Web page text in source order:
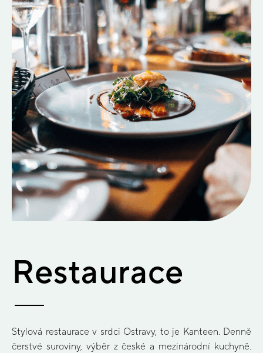
Restaurace
Stylová restaurace v srdci Ostravy, to je Kanteen. Denně
čerstvé suroviny, výběr z české a mezinárodní kuchyně.